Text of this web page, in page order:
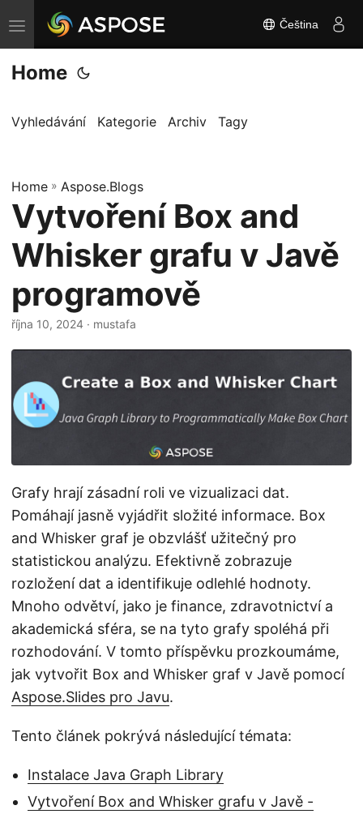
P
ř
e
n
t
n
a
v
g
a
c
Čeština
Home
Vyhledávání Kategorie Archiv Tagy
Home » Aspose.Blogs
Vytvoření Box and
Whisker grafu v Javě
programově
října 10, 2024 · mustafa
Grafy hrají zásadní roli ve vizualizaci dat.
Pomáhají jasně vyjádřit složité informace. Box
and Whisker graf je obzvlášť užitečný pro
statistickou analýzu. Efektivně zobrazuje
rozložení dat a identifikuje odlehlé hodnoty.
Mnoho odvětví, jako je finance, zdravotnictví a
akademická sféra, se na tyto grafy spoléhá při
rozhodování. V tomto příspěvku prozkoumáme,
jak vytvořit Box and Whisker graf v Javě pomocí
Aspose.Slides pro Javu.
Tento článek pokrývá následující témata:
Instalace Java Graph Library
Vytvoření Box and Whisker grafu v Javě -